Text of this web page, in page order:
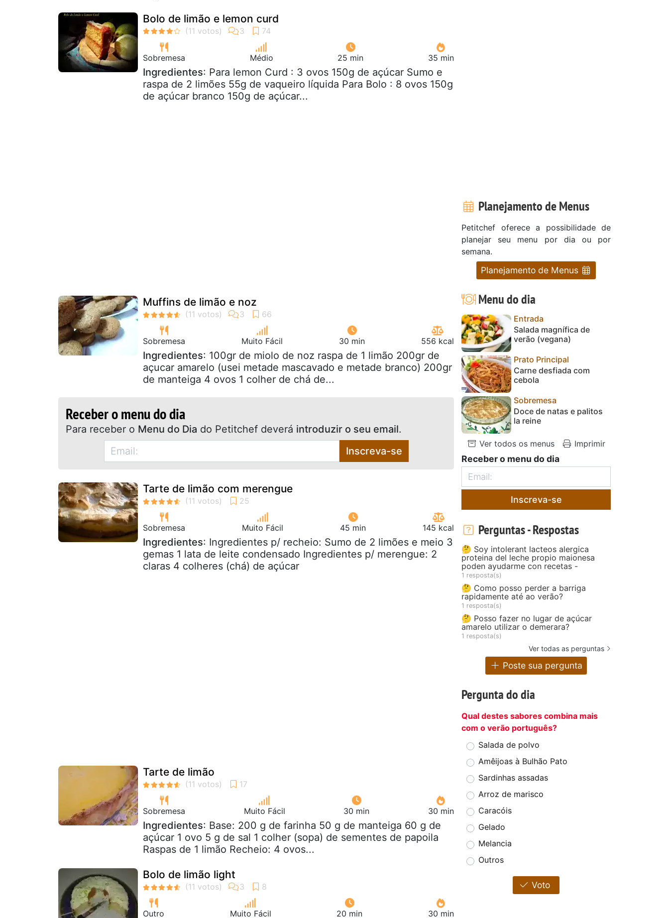
Bolo de limão e lemon curd
Sobremesa Médio 25 min 35 min
Ingredientes: Para lemon Curd : 3 ovos 150g de açúcar Sumo e
raspa de 2 limões 55g de vaqueiro líquida Para Bolo : 8 ovos 150g
de açúcar branco 150g de açúcar...
Muffins de limão e noz
Sobremesa Muito Fácil 30 min 556 kcal
Ingredientes: 100gr de miolo de noz raspa de 1 limão 200gr de
açucar amarelo (usei metade mascavado e metade branco) 200gr
de manteiga 4 ovos 1 colher de chá de...
Receber o menu do dia
Para receber o Menu do Dia do Petitchef deverá introduzir o seu email.
Inscreva-se
Tarte de limão com merengue
Sobremesa Muito Fácil 45 min 145 kcal
Ingredientes: Ingredientes p/ recheio: Sumo de 2 limões e meio 3
gemas 1 lata de leite condensado Ingredientes p/ merengue: 2
claras 4 colheres (chá) de açúcar
Tarte de limão
Sobremesa Muito Fácil 30 min 30 min
Ingredientes: Base: 200 g de farinha 50 g de manteiga 60 g de
açúcar 1 ovo 5 g de sal 1 colher (sopa) de sementes de papoila
Raspas de 1 limão Recheio: 4 ovos...
Bolo de limão light
Outro Muito Fácil 20 min 30 min
Planejamento de Menus
Petitchef oferece a possibilidade de
planejar seu menu por dia ou por
semana.
Planejamento de Menus
Menu do dia
Entrada
Salada magnífica de
verão (vegana)
Prato Principal
Carne desfiada com
cebola
Sobremesa
Doce de natas e palitos
la reine
Ver todos os menus Imprimir
Receber o menu do dia
Inscreva-se
Perguntas - Respostas
🤔 Soy intolerant lacteos alergica
proteina del leche propio maionesa
poden ayudarme con recetas -
1 resposta(s)
🤔 Como posso perder a barriga
rapidamente até ao verão?
1 resposta(s)
🤔 Posso fazer no lugar de açúcar
amarelo utilizar o demerara?
1 resposta(s)
Ver todas as perguntas
Poste sua pergunta
Pergunta do dia
Qual destes sabores combina mais
com o verão português?
Salada de polvo
Amêijoas à Bulhão Pato
Sardinhas assadas
Arroz de marisco
Caracóis
Gelado
Melancia
Outros
Voto